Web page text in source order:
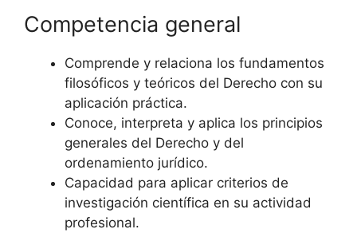
Competencia general
Comprende y relaciona los fundamentos
filosóficos y teóricos del Derecho con su
aplicación práctica.
Conoce, interpreta y aplica los principios
generales del Derecho y del
ordenamiento jurídico.
Capacidad para aplicar criterios de
investigación científica en su actividad
profesional.